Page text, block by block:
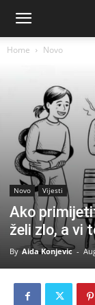
Home Novo
Novo Vijesti
Ako
želi zlo, a vi
By Aida Konjevic -